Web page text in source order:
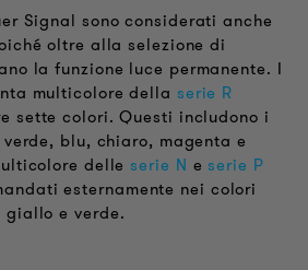
Signal sono considerati anche
oltre alla selezione di
la funzione luce permanente. I
multicolore della serie R
sette colori. Questi includono i
blu, chiaro, magenta e
delle serie N e serie P
esternamente nei colori
giallo e verde.